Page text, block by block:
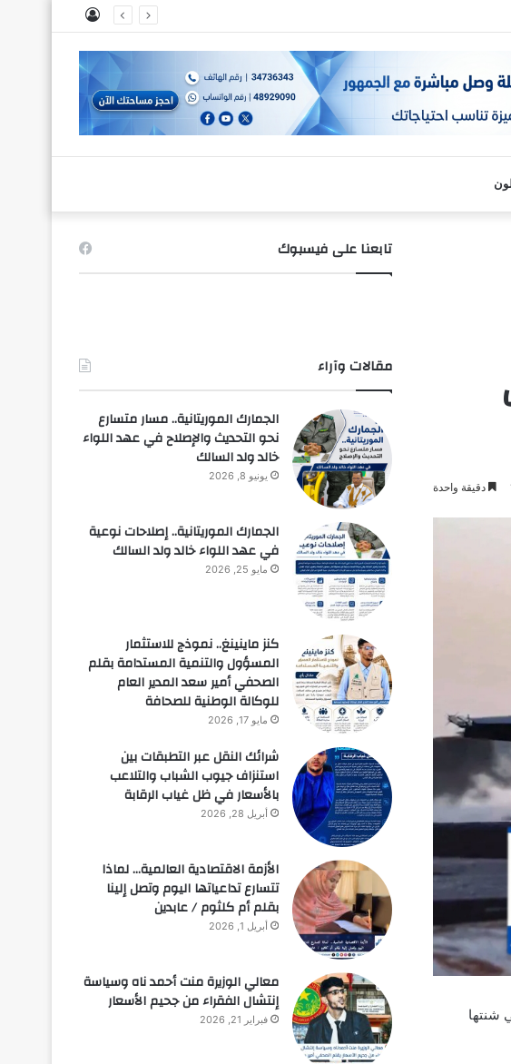
تسجيل
الدخول
دقيقة واحدة
شنتها
تابعنا على فيسبوك
مقالات وآراء
الجمارك الموريتانية.. مسار متسارع
نحو التحديث والإصلاح في عهد اللواء
خالد ولد السالك
يونيو 8, 2026
الجمارك الموريتانية.. إصلاحات نوعية
في عهد اللواء خالد ولد السالك
مايو 25, 2026
كنز ماينينغ.. نموذج للاستثمار
المسؤول والتنمية المستدامة بقلم
الصحفي أمير سعد المدير العام
للوكالة الوطنية للصحافة
مايو 17, 2026
شرائك النقل عبر التطبقات بين
استنزاف جيوب الشباب والتلاعب
بالأسعار في ظل غياب الرقابة
أبريل 28, 2026
الأزمة الاقتصادية العالمية… لماذا
تتسارع تداعياتها اليوم وتصل إلينا
بقلم أم كلثوم / عابدين
أبريل 1, 2026
معالي الوزيرة منت أحمد ناه وسياسة
إنتشال الفقراء من جحيم الأسعار
فبراير 21, 2026